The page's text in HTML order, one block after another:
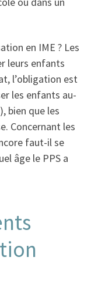
en IME ? Les
leurs enfants
l’obligation est
les enfants au-
bien que les
Concernant les
faut-il se
âge le PPS a